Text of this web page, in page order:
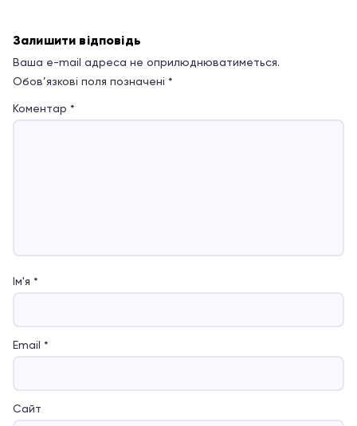
Залишити відповідь
Ваша e-mail адреса не оприлюднюватиметься.
Обов’язкові поля позначені *
Коментар *
Ім'я *
Email *
Сайт